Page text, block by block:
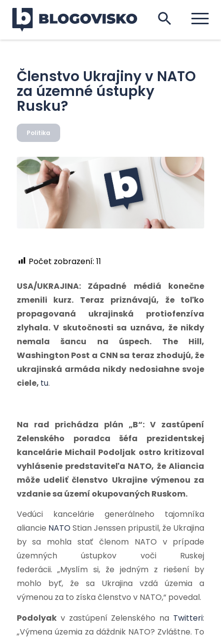
Členstvo Ukrajiny v NATO
za územné ústupky
Rusku?
Politika
Počet zobrazení: 11
USA/UKRAJINA: Západné médiá konečne
zmenili kurz. Teraz priznávajú, že toľko
propagovaná ukrajinská protiofenzíva
zlyhala. V skutočnosti sa uznáva, že nikdy
nemala šancu na úspech. The Hill,
Washington Post a CNN sa teraz zhodujú, že
ukrajinská armáda nikdy nedosiahne svoje
ciele, tu.
Na rad prichádza plán „B“: V zastúpení
Zelenského poradca šéfa prezidentskej
kancelárie Michail Podoljak ostro kritizoval
vyhlásenie predstaviteľa NATO, že Aliancia
môže udeliť členstvo Ukrajine výmenou za
vzdanie sa území okupovaných Ruskom.
Vedúci kancelárie generálneho tajomníka
aliancie NATOStian Jenssen pripustil, že Ukrajina
by sa mohla stať členom NATO v prípade
územných ústupkov voči Ruskej
federácii. „Myslím si, že jedným z riešení by
mohlo byť, že sa Ukrajina vzdá územia a
výmenou za to získa členstvo v NATO,“ povedal.
Podolyakv zastúpení Zelenského na Twitteri:
„Výmena územia za dáždnik NATO? Zvláštne. To